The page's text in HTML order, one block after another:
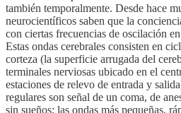
también temporalmente. Desde hace
neurocientíficos saben que la
con ciertas frecuencias de oscilación
Estas ondas cerebrales consisten en
corteza (la superficie arrugada del
terminales nerviosas ubicado en el
estaciones de relevo de entrada y
regulares son señal de un coma, de
sin sueños; las ondas más pequeñas,